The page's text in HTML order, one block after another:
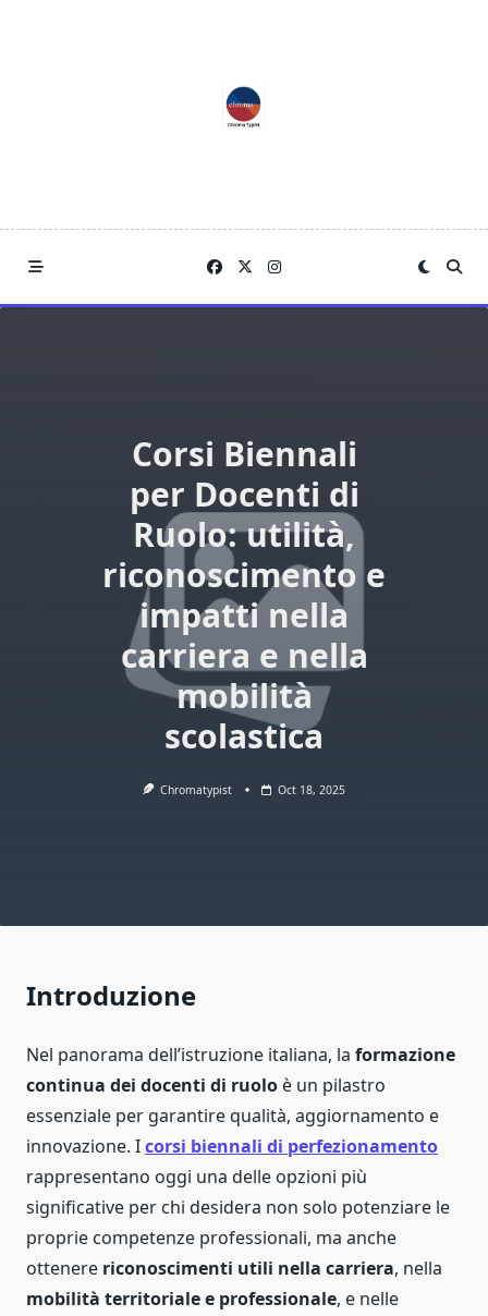
Corsi Biennali
per Docenti di
Ruolo: utilità,
riconoscimento e
impatti nella
carriera e nella
mobilità
scolastica
Chromatypist Oct 18, 2025
Introduzione
Nel panorama dell’istruzione italiana, la formazione
continua dei docenti di ruolo è un pilastro
essenziale per garantire qualità, aggiornamento e
innovazione. Icorsi biennali di perfezionamento
rappresentano oggi una delle opzioni più
significative per chi desidera non solo potenziare le
proprie competenze professionali, ma anche
ottenere riconoscimenti utili nella carriera, nella
mobilità territoriale e professionale, e nelle